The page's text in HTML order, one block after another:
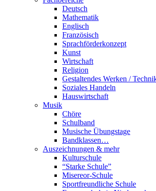
Deutsch
Mathematik
Englisch
Französisch
Sprachförderkonzept
Kunst
Wirtschaft
Religion
Gestaltendes Werken /
Soziales Handeln
Hauswirtschaft
Musik
Chöre
Schulband
Musische Übungstage
Bandklassen…
Auszeichnungen & mehr
Kulturschule
“Starke Schule”
Misereor-Schule
Sportfreundliche Schule